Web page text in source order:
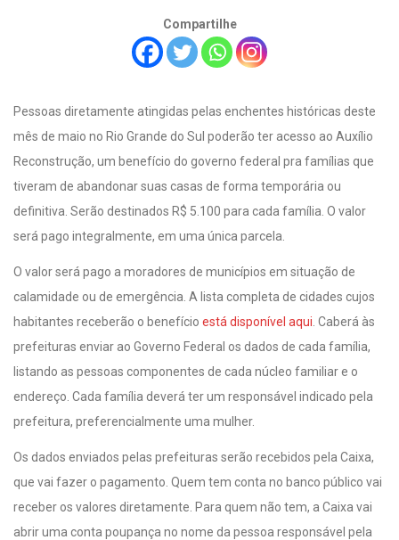
Compartilhe
Pessoas diretamente atingidas pelas enchentes históricas deste
mês de maio no Rio Grande do Sul poderão ter acesso ao Auxílio
Reconstrução, um benefício do governo federal pra famílias que
tiveram de abandonar suas casas de forma temporária ou
definitiva. Serão destinados R$ 5.100 para cada família. O valor
será pago integralmente, em uma única parcela.
O valor será pago a moradores de municípios em situação de
calamidade ou de emergência. A lista completa de cidades cujos
habitantes receberão o benefício está disponível aqui . Caberá às
prefeituras enviar ao Governo Federal os dados de cada família,
listando as pessoas componentes de cada núcleo familiar e o
endereço. Cada família deverá ter um responsável indicado pela
prefeitura, preferencialmente uma mulher.
Os dados enviados pelas prefeituras serão recebidos pela Caixa,
que vai fazer o pagamento. Quem tem conta no banco público vai
receber os valores diretamente. Para quem não tem, a Caixa vai
abrir uma conta poupança no nome da pessoa responsável pela